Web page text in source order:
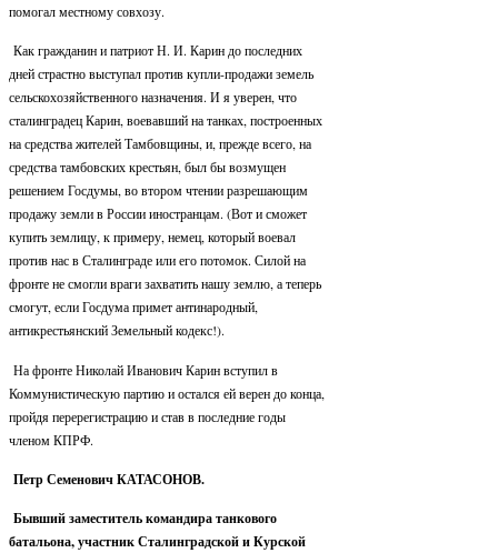
помогал местному совхозу.
Как гражданин и патриот Н. И. Карин до последних
дней страстно выступал против купли-продажи земель
сельскохозяйственного назначения. И я уверен, что
сталинградец Карин, воевавший на танках, построенных
на средства жителей Тамбовщины, и, прежде всего, на
средства тамбовских крестьян, был бы возмущен
решением Госдумы, во втором чтении разрешающим
продажу земли в России иностранцам. (Вот и сможет
купить землицу, к примеру, немец, который воевал
против нас в Сталинграде или его потомок. Силой на
фронте не смогли враги захватить нашу землю, а теперь
смогут, если Госдума примет антинародный,
антикрестьянский Земельный кодекс!).
На фронте Николай Иванович Карин вступил в
Коммунистическую партию и остался ей верен до конца,
пройдя перерегистрацию и став в последние годы
членом КПРФ.
Петр Семенович КАТАСОНОВ.
Бывший заместитель командира танкового
батальона, участник Сталинградской и Курской